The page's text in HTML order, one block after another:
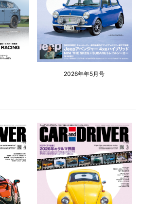
2026年年5月号